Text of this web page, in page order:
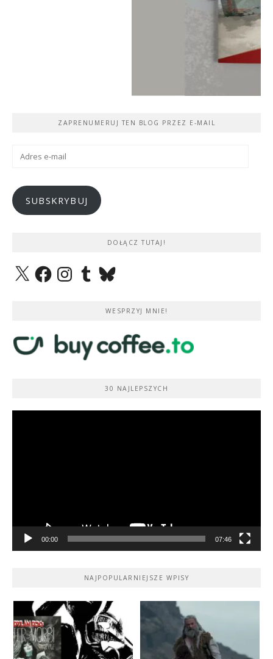
ZAPRENUMERUJ TEN BLOG PRZEZ E-MAIL
Adres
SUBSKRYBUJ
DOŁĄCZ TUTAJ!
X FacebookInstagramTumblrBluesky
WESPRZYJ MNIE!
30 NAJLEPSZYCH
00:00 07:46
NAJPOPULARNIEJSZE WPISY